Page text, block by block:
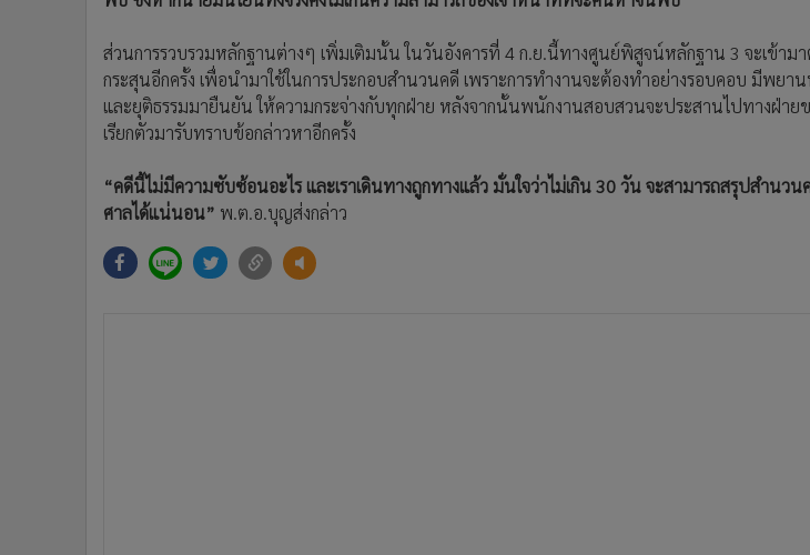
ส่วนการรวบรวมหลักฐานต่างๆ เพิ่มเติมนั้น ในวันอังคารที่ 4 ก.ย.นี้ทางศูนย์พิสูจน์หลักฐาน 3 จะเข้าม
กระสุนอีกครั้ง เพื่อนำมาใช้ในการประกอบสำนวนคดี เพราะการทำงานจะต้องทำอย่างรอบคอบ มีพย
และยุติธรรมมายืนยัน ให้ความกระจ่างกับทุกฝ่าย หลังจากนั้นพนักงานสอบสวนจะประสานไปทางฝ่าย
เรียกตัวมารับทราบข้อกล่าวหาอีกครั้ง
“คดีนี้ไม่มีความซับซ้อนอะไร และเราเดินทางถูกทางแล้ว มั่นใจว่าไม่เกิน 30 วัน จะสามารถสรุปสำนวน
ศาลได้แน่นอน” พ.ต.อ.บุญส่งกล่าว